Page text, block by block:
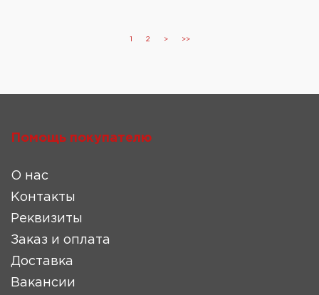
2 > >>
Помощь покупателю
О нас
Контакты
Реквизиты
Заказ и оплата
Доставка
Вакансии